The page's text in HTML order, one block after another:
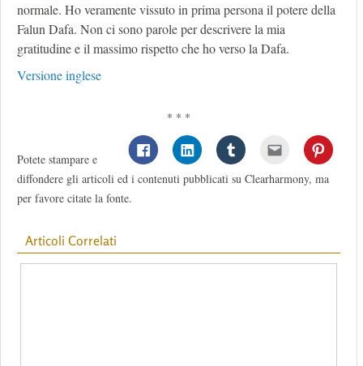
normale. Ho veramente vissuto in prima persona il potere della
Falun Dafa. Non ci sono parole per descrivere la mia
gratitudine e il massimo rispetto che ho verso la Dafa.
Versione inglese
* * *
Potete stampare e
diffondere gli articoli ed i contenuti pubblicati su Clearharmony, ma
per favore citate la fonte.
Articoli Correlati